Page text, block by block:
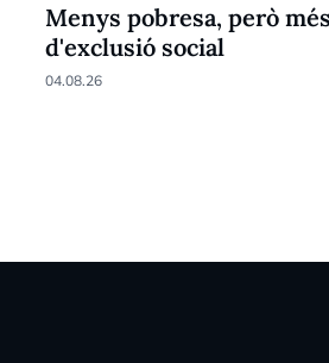
Menys pobresa, però
d'exclusió social
04.08.26